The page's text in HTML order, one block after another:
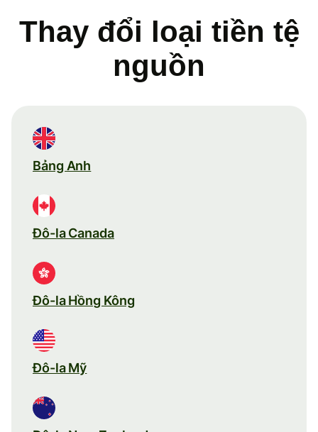
Thay đổi loại tiền tệ
nguồn
Bảng Anh
Đô-la Canada
Đô-la Hồng Kông
Đô-la Mỹ